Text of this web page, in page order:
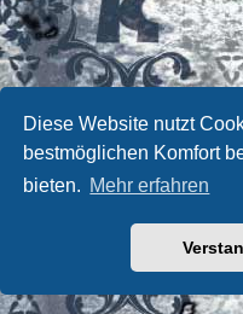
Diese Website nutzt
bestmöglichen Komfort
bieten. Mehr erfahren